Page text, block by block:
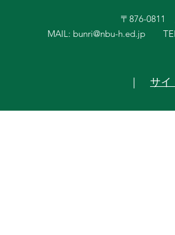
〒876-0811
MAIL: bunri@nbu-h.ed.jp
｜ サイ